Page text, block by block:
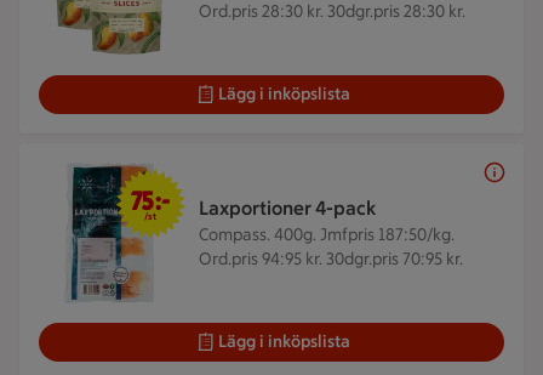
Ord.pris 28:30 kr. 30dgr.pris 28:30 kr.
Lägg i inköpslista
Laxportioner 4-pack
Compass. 400g. Jmfpris 187:50/kg.
Ord.pris 94:95 kr. 30dgr.pris 70:95 kr.
75 kr/st
75:-
/st
Lägg i inköpslista